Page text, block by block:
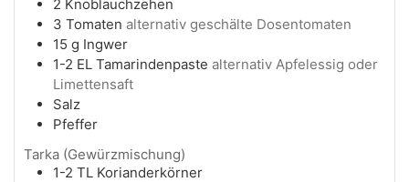
2 Knoblauchzehen
3 Tomaten alternativ geschälte Dosentomaten
15 g Ingwer
1-2 EL Tamarindenpaste alternativ Apfelessig oder
Limettensaft
Salz
Pfeffer
Tarka (Gewürzmischung)
1-2 TL Korianderkörner